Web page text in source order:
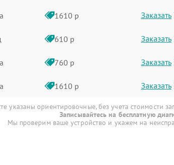
1610 р Заказать
610 р Заказать
760 р Заказать
1610 р Заказать
указаны ориентировочные, без учета стоимости
Записывайтесь на бесплатную
Мы проверим ваше устройство и укажем на